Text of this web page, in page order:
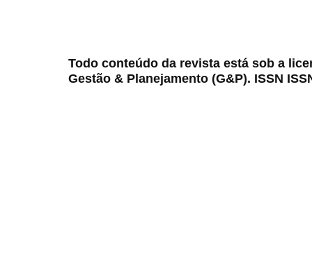
Todo conteúdo da revista está sob a
Gestão & Planejamento (G&P). ISSN